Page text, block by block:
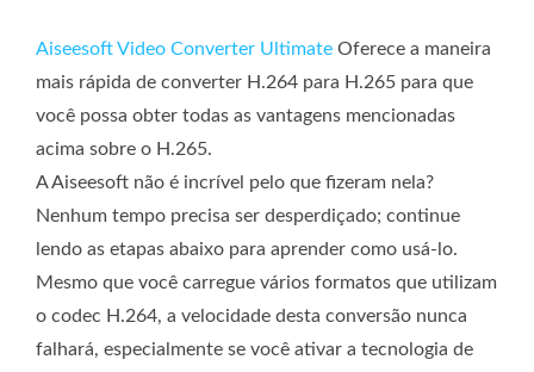
Aiseesoft Video Converter Ultimate Oferece a maneira
mais rápida de converter H.264 para H.265 para que
você possa obter todas as vantagens mencionadas
acima sobre o H.265.
A Aiseesoft não é incrível pelo que fizeram nela?
Nenhum tempo precisa ser desperdiçado; continue
lendo as etapas abaixo para aprender como usá-lo.
Mesmo que você carregue vários formatos que utilizam
o codec H.264, a velocidade desta conversão nunca
falhará, especialmente se você ativar a tecnologia de